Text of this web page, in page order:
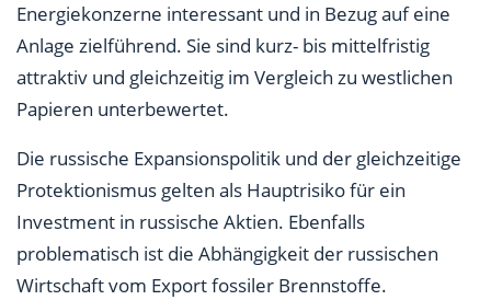
Energiekonzerne interessant und in Bezug auf eine
Anlage zielführend. Sie sind kurz- bis mittelfristig
attraktiv und gleichzeitig im Vergleich zu westlichen
Papieren unterbewertet.
Die russische Expansionspolitik und der gleichzeitige
Protektionismus gelten als Hauptrisiko für ein
Investment in russische Aktien. Ebenfalls
problematisch ist die Abhängigkeit der russischen
Wirtschaft vom Export fossiler Brennstoffe.